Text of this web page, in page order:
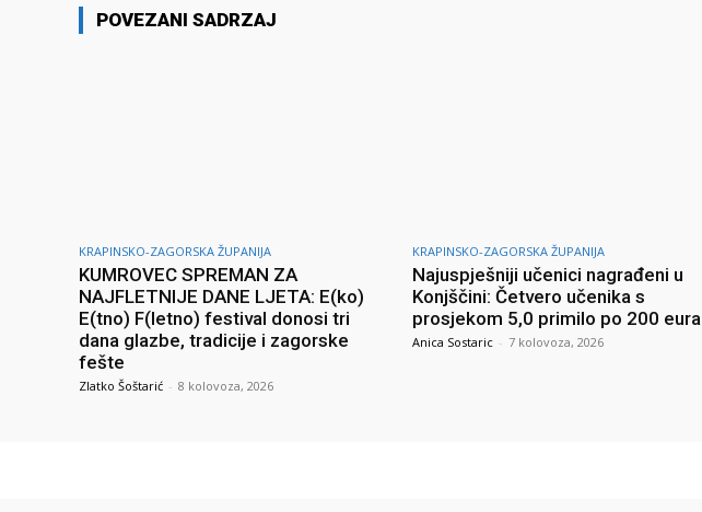
POVEZANI SADRZAJ
KRAPINSKO-ZAGORSKA ŽUPANIJA
KUMROVEC SPREMAN ZA
NAJFLETNIJE DANE LJETA: E(ko)
E(tno) F(letno) festival donosi tri
dana glazbe, tradicije i zagorske
fešte
Zlatko Šoštarić - 8 kolovoza, 2026
KRAPINSKO-ZAGORSKA ŽUPANIJA
Najuspješniji učenici nagrađeni u
Konjščini: Četvero učenika s
prosjekom 5,0 primilo po 200 eura
Anica Sostaric - 7 kolovoza, 2026